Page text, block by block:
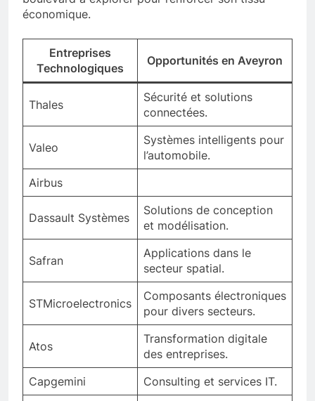
économique.
Entreprises
Technologiques
Opportunités en Aveyron
Thales
Sécurité et solutions
connectées.
Valeo
Systèmes intelligents pour
l’automobile.
Airbus
Dassault Systèmes
Solutions de conception
et modélisation.
Safran
Applications dans le
secteur spatial.
STMicroelectronics
Composants électroniques
pour divers secteurs.
Atos
Transformation digitale
des entreprises.
Capgemini
Consulting et services IT.